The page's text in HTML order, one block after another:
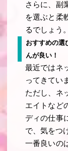
さらに、副
を選ぶと柔
るでしょう。
おすすめの
んが良い！
最近ではネ
ってきてい
ただし、ネ
エイトなど
ディの仕事
で、気をつ
一番良いの